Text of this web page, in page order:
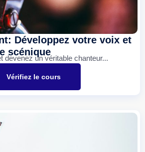
Développez votre voix et
scénique
devenez un véritable chanteur...
Vérifiez le cours